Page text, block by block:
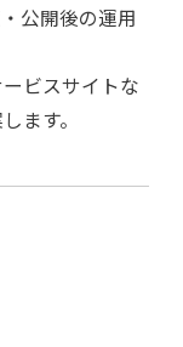
公開後の運用
ビスサイトな
ます。